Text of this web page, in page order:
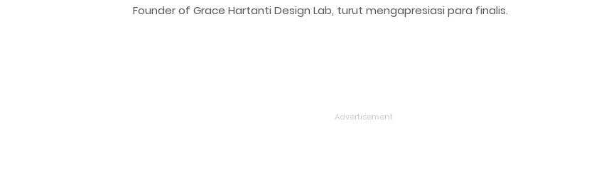
Founder of Grace Hartanti Design Lab, turut mengapresiasi para finalis.